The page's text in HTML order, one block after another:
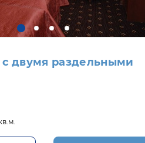
с двумя раздельными